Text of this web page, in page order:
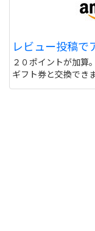
レビュー投稿で
２０ポイントが加算
ギフト券と交換できま